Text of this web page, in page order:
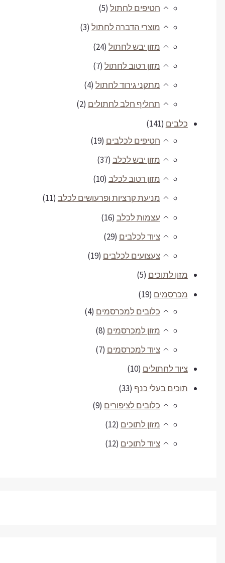
חטיפים לחתול(5)
מוצרי הדברה לחתול(3)
מזון יבש לחתול(24)
מזון רטוב לחתול(7)
מתקני גירוד לחתול(4)
תחליף חלב לחתולים(2)
כלבים(141)
חטיפים לכלבים(19)
מזון יבש לכלב(37)
מזון רטוב לכלב(10)
מניעת קרציות ופרעושים לכלב(11)
עצמות לכלב(16)
ציוד לכלבים(29)
צעצועים לכלבים(19)
מזון לתוכים(5)
מכרסמים(19)
כלובים למכרסמים(4)
מזון למכרסמים(8)
ציוד למכרסמים(7)
ציוד לחתולים(10)
תוכים בעלי כנף(33)
כלובים לציפורים(9)
מזון לתוכים(12)
ציוד לתוכים(12)